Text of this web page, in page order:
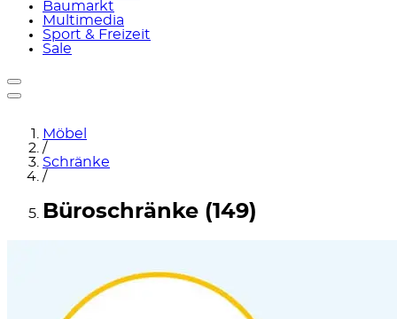
Baumarkt
Multimedia
Sport & Freizeit
Sale
Möbel
/
Schränke
/
Büroschränke (149)